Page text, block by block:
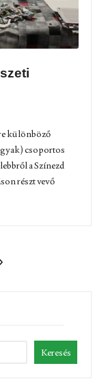
különböző
csoportos
a Színezd
részt vevő
Keresés